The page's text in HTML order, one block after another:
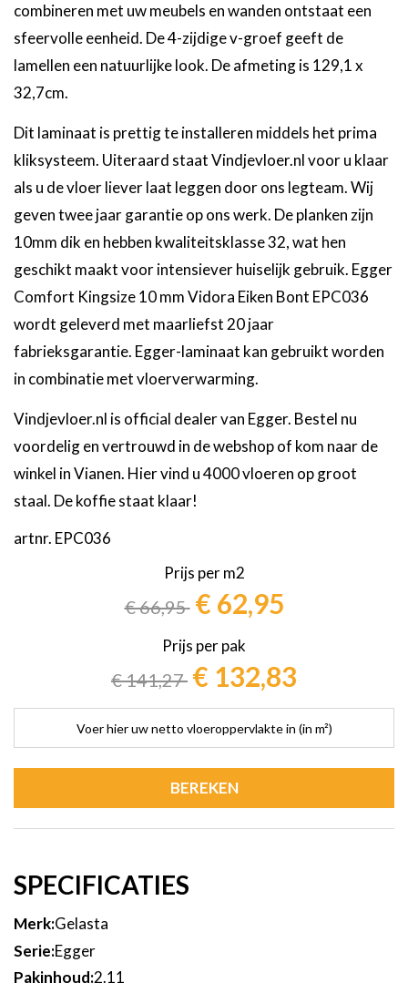
artnr. EPC036
€ 66,95 € 141,27
€ 62,95€ 132,83
€ 66,95
€ 141,27 € 62,95
€ 132,83
BEREKEN
SPECIFICATIES
Meer
informatie
Gelasta
Egger
2.11
combineren met uw meubels en wanden ontstaat een
sfeervolle eenheid. De 4-zijdige v-groef geeft de
lamellen een natuurlijke look. De afmeting is 129,1 x
32,7cm.
Dit laminaat is prettig te installeren middels het prima
kliksysteem. Uiteraard staat Vindjevloer.nl voor u klaar
als u de vloer liever laat leggen door ons legteam. Wij
geven twee jaar garantie op ons werk. De planken zijn
10mm dik en hebben kwaliteitsklasse 32, wat hen
geschikt maakt voor intensiever huiselijk gebruik. Egger
Comfort Kingsize 10 mm Vidora Eiken Bont EPC036
wordt geleverd met maarliefst 20 jaar
fabrieksgarantie. Egger-laminaat kan gebruikt worden
in combinatie met vloerverwarming.
Vindjevloer.nl is official dealer van Egger. Bestel nu
voordelig en vertrouwd in de webshop of kom naar de
winkel in Vianen. Hier vind u 4000 vloeren op groot
staal. De koffie staat klaar!